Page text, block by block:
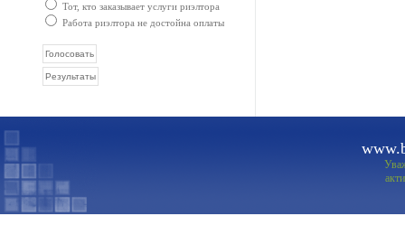
Тот, кто заказывает услуги риэлтора
Работа риэлтора не достойна оплаты